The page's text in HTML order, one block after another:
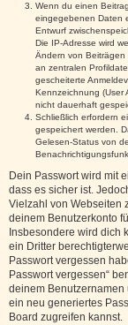
Wenn du einen
eingegebenen Daten
Entwurf
Die IP-Adresse wird
Ändern von Beiträgen
an zentralen
gescheiterte
Kennzeichnung (User
nicht dauerhaft
Schließlich erfordern
gespeichert werden.
Gelesen-Status von
Dein Passwort wird mit
dass es sicher ist.
Vielzahl von Webseiten
deinem Benutzerkonto
Insbesondere wird dich
ein Dritter
Passwort vergessen
Passwort vergessen“
deinem
ein neu generiertes
Board zugreifen kannst.